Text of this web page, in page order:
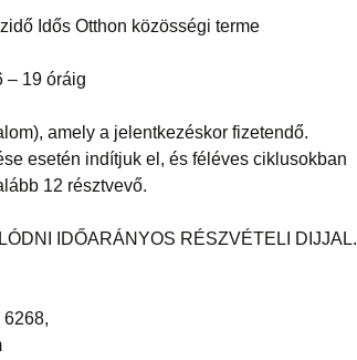
foglalkozások
Idős Otthon közösségi terme
– 19 óráig
amely a jelentkezéskor fizetendő.
esetén indítjuk el, és féléves ciklusokban
12 résztvevő.
IDŐARÁNYOS RÉSZVÉTELI DIJJAL.
6268,